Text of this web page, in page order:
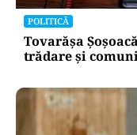
POLITICĂ
Tovarășa
trădare și